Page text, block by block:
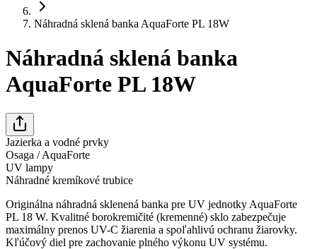
Náhradná sklená banka AquaForte PL 18W
Náhradná sklená banka
AquaForte PL 18W
Jazierka a vodné prvky
Osaga / AquaForte
UV lampy
Náhradné kremíkové trubice
Originálna náhradná sklenená banka pre UV jednotky AquaForte
PL 18 W. Kvalitné borokremičité (kremenné) sklo zabezpečuje
maximálny prenos UV-C žiarenia a spoľahlivú ochranu žiarovky.
Kľúčový diel pre zachovanie plného výkonu UV systému.